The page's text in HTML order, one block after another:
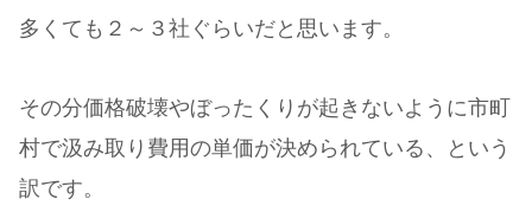
多くても２～３社ぐらいだと思います。
その分価格破壊やぼったくりが起きないように市町
村で汲み取り費用の単価が決められている、という
訳です。